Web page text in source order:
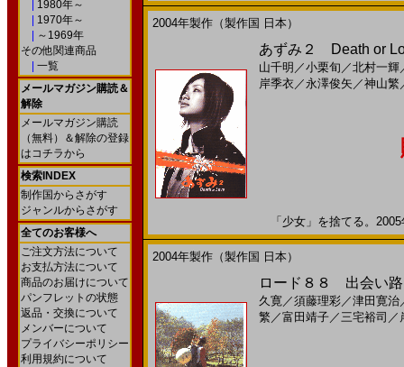
1980年～
1970年～
～1969年
その他関連商品
一覧
メールマガジン購読＆
解除
メールマガジン購読
（無料）＆解除の登録
はコチラから
検索INDEX
制作国からさがす
ジャンルからさがす
全てのお客様へ
ご注文方法について
お支払方法について
商品のお届けについて
パンフレットの状態
返品・交換について
メンバーについて
プライバシーポリシー
利用規約について
2004年製作（製作国 日本）
あずみ２ Death or
山千明 ／小栗旬 ／北村一輝
岸季衣 ／永澤俊矢 ／神山繁
「少女」を捨てる。
2004年製作（製作国 日本）
ロード８８ 出会い
久寛／須藤理彩／津田寛治
繁 ／富田靖子／三宅裕司 ／